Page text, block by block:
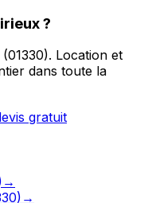
?
(01330). Location et
dans toute la
gratuit
→
) →